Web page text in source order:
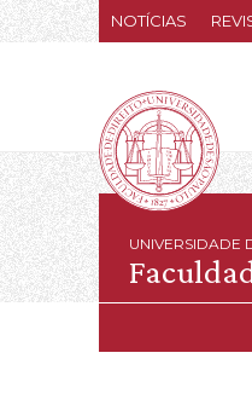
NOTÍCIAS
UNIVERSIDADE